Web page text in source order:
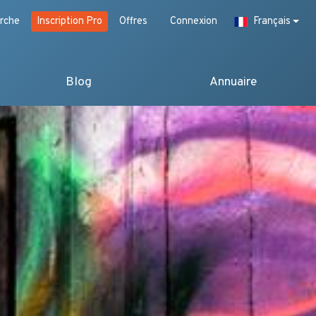
Inscription Pro Offres Connexion Français
Blog Annuaire